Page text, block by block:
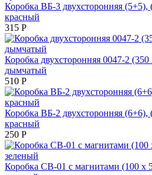
Коробка ВБ-3 двухсторонняя (5+5),
красный
315 Р
Коробка двухсторонняя 0047-2
дымчатый
510 Р
Коробка ВБ-2 двухсторонняя (6+6),
красный
250 Р
Коробка СВ-01 с магнитами (100 х